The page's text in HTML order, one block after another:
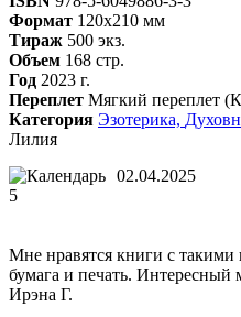
Формат 120х210 мм
Тираж 500 экз.
Объем 168 стр.
Год 2023 г.
Переплет Мягкий переплет
Категория Эзотерика,
Лилия
02.04.2025
5
Мне нравятся книги с такими
бумага и печать. Интересный
Ирэна Г.